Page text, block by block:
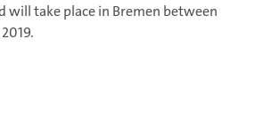
will take place in Bremen between